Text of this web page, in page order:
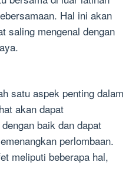
Hal ini akan
saling mengenal dengan
satu aspek penting dalam
akan dapat
baik dan dapat
perlombaan.
meliputi beberapa hal,